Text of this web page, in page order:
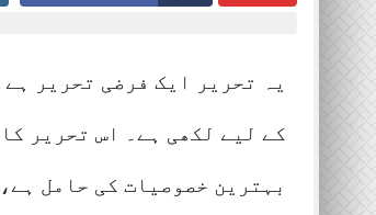
یہ تحریر ایک فرضی تحریر
کے لیے لکھی ہے۔ اس تحریر
بہترین خصوصیات کی حامل